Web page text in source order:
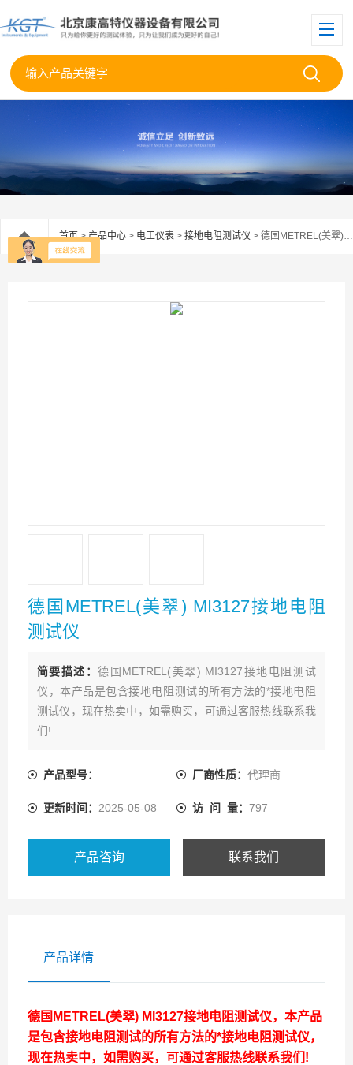
首页>产品中心 > 电工仪表 > 接地电阻测试仪 > 德国METREL(美翠) MI3127接地电阻测试仪
德国METREL(美翠) MI3127接地电阻
测试仪
简要描述：德国METREL(美翠) MI3127接地电阻测试
仪，本产品是包含接地电阻测试的所有方法的*接地电阻
测试仪，现在热卖中，如需购买，可通过客服热线联系我
们!
产品型号： 厂商性质： 代理商
更新时间： 2025-05-08 访 问 量： 797
产品咨询 联系我们
产品详情
德国METREL(美翠) MI3127接地电阻测试仪，本产品
是包含接地电阻测试的所有方法的*接地电阻测试仪，
现在热卖中，如需购买，可通过客服热线联系我们!